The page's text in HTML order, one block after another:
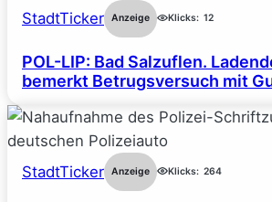
StadtTicker Anzeige Klicks: 12
POL-LIP: Bad Salzuflen.
bemerkt Betrugsversuch mit
StadtTicker Anzeige Klicks: 264